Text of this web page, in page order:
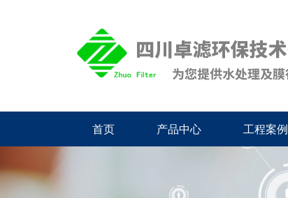
首页 产品中心 工程案例